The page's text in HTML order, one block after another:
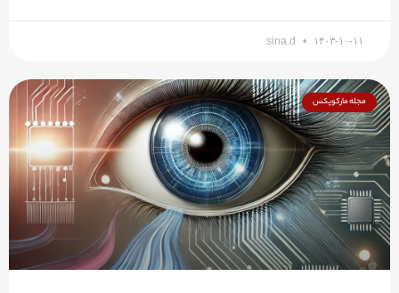
sina.d ۱۴۰۳-۱۰-۱۱
مجله مارکوپکس